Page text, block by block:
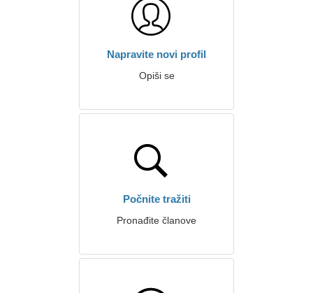
Napravite novi profil
Opiši se
Počnite tražiti
Pronađite članove